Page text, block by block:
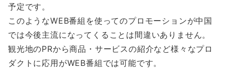
予定です。
このようなWEB番組を使ってのプロモーションが中国
では今後主流になってくることは間違いありません。
観光地のPRから商品・サービスの紹介など様々なプロ
ダクトに応用がWEB番組では可能です。